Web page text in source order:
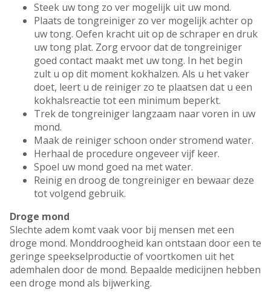
Steek uw tong zo ver mogelijk uit uw mond.
Plaats de tongreiniger zo ver mogelijk achter op
uw tong. Oefen kracht uit op de schraper en druk
uw tong plat. Zorg ervoor dat de tongreiniger
goed contact maakt met uw tong. In het begin
zult u op dit moment kokhalzen. Als u het vaker
doet, leert u de reiniger zo te plaatsen dat u een
kokhalsreactie tot een minimum beperkt.
Trek de tongreiniger langzaam naar voren in uw
mond.
Maak de reiniger schoon onder stromend water.
Herhaal de procedure ongeveer vijf keer.
Spoel uw mond goed na met water.
Reinig en droog de tongreiniger en bewaar deze
tot volgend gebruik.
Droge mond
Slechte adem komt vaak voor bij mensen met een
droge mond. Monddroogheid kan ontstaan door een te
geringe speekselproductie of voortkomen uit het
ademhalen door de mond. Bepaalde medicijnen hebben
een droge mond als bijwerking.